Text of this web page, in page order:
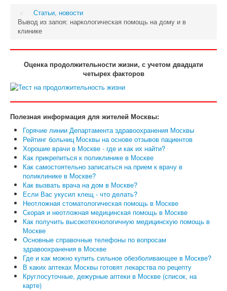
Статьи, новости
Вывод из запоя: наркологическая помощь на дому и в
клинике
Оценка продолжительности жизни, с учетом двадцати
четырех факторов
Полезная информация для жителей Москвы:
Горячие линии Департамента здравоохранения Москвы
Рейтинг больниц Москвы на основе отзывов пациентов
Хорошие врачи в Москве - где и как их найти?
Как прикрепиться к поликлинике в Москве
Как самостоятельно записаться на прием к врачу в
поликлинике в Москве?
Как вызвать врача на дом в Москве?
Если Вас укусил клещ - что делать?
Неотложная стоматологическая помощь в Москве
Скорая и неотложная медицинская помощь в Москве
Как получить высокотехнологичную медицинскую помощь в
Москве
Основные справочные телефоны по вопросам
здравоохранения в Москве
Где и как можно купить сильное обезболивающее в Москве?
В каких аптеках Москвы готовят лекарства по рецепту
Круглосуточные, дежурные аптеки в Москве (список, на
карте)